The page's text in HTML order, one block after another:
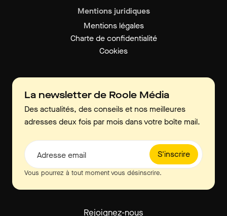
Mentions juridiques
Mentions légales
Charte de confidentialité
Cookies
La newsletter de Roole Média
Des actualités, des conseils et nos meilleures
adresses deux fois par mois dans votre boîte mail.
S'inscrire
Adresse email
Vous pourrez à tout moment vous désinscrire.
Rejoignez-nous